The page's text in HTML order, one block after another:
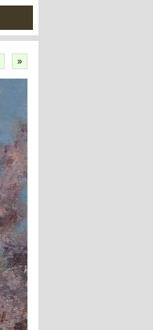
»